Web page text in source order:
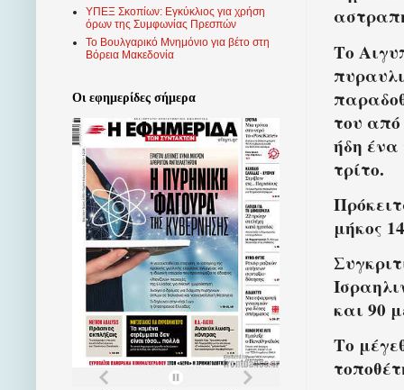
Το
του από
ήδη ένα
τρίτο.
μήκος
και 90
Το
ΥΠΕΞ Σκοπίων: Εγκύκλιος για χρήση
όρων της Συμφωνίας Πρεσπών
Το Βουλγαρικό Μνημόνιο για βέτο στη
Βόρεια Μακεδονία
Οι εφημερίδες σήμερα